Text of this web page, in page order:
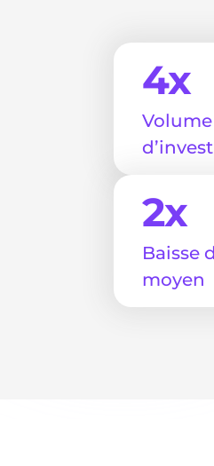
4x
Volume
2x
Baisse
moyen